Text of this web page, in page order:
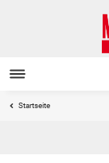
Startseite